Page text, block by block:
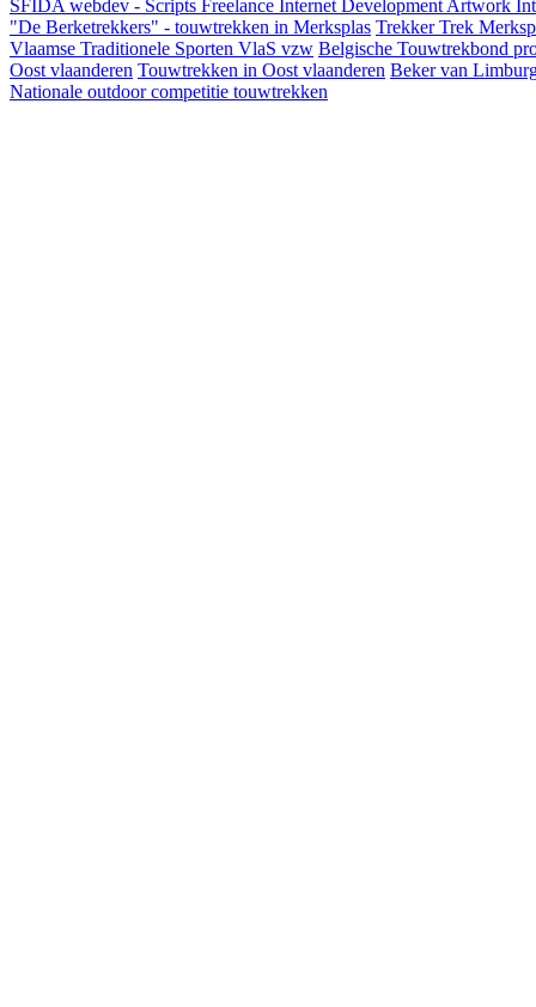
SFIDA webdev - Scripts Freelance Internet Development Artwork
"De Berketrekkers" - touwtrekken in Merksplas Trekker Trek
Vlaamse Traditionele Sporten VlaS vzw Belgische Touwtrekbond
Oost vlaanderen Touwtrekken in Oost vlaanderen Beker van
Nationale outdoor competitie touwtrekken